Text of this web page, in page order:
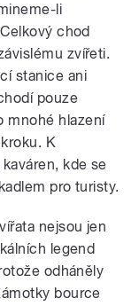
li
chod
zvířeti.
stanice ani
pouze
mnohé hlazení
K
kde se
pro turisty.
nejsou jen
legend
odháněly
bource